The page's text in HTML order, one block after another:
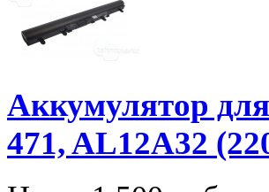
Аккумулятор
471, AL12A32